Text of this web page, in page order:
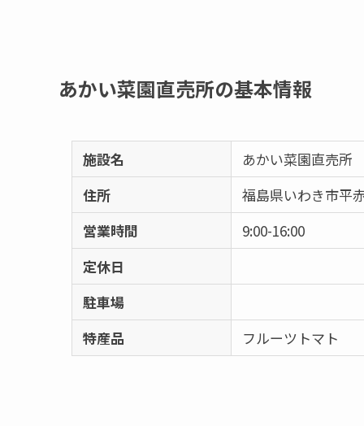
あかい菜園直売所の基本情報
施設名
あかい菜園直売所
住所
福島県いわき市平
営業時間
9:00-16:00
定休日
駐車場
特産品
フルーツトマト